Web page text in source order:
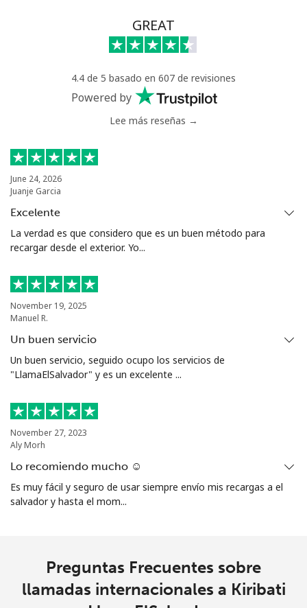
GREAT
4.4 de 5 basado en 607 de revisiones
Powered by
Lee más reseñas →
June 24, 2026
Juanje Garcia
Excelente
La verdad es que considero que es un buen método para
recargar desde el exterior. Yo...
November 19, 2025
Manuel R.
Un buen servicio
Un buen servicio, seguido ocupo los servicios de
"LlamaElSalvador" y es un excelente ...
November 27, 2023
Aly Morh
Lo recomiendo mucho ☺️
Es muy fácil y seguro de usar siempre envío mis recargas a el
salvador y hasta el mom...
Preguntas Frecuentes sobre
llamadas internacionales a Kiribati